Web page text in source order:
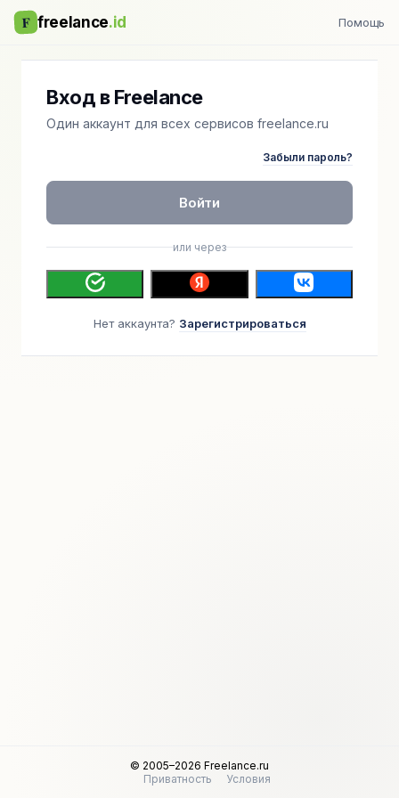
F freelance.id Помощь
Вход в Freelance
Один аккаунт для всех сервисов freelance.ru
Забыли пароль?
Войти
или через
Нет аккаунта? Зарегистрироваться
© 2005–2026 Freelance.ru
Приватность
Условия